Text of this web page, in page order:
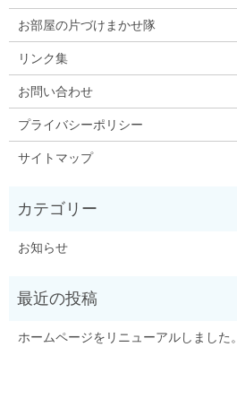
お部屋の片づけまかせ隊
リンク集
お問い合わせ
プライバシーポリシー
サイトマップ
お知らせ
ホームページをリニューアルしました。